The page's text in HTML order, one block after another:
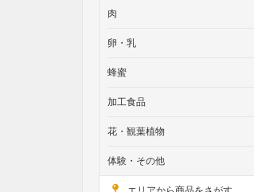
肉
卵・乳
蜂蜜
加工食品
花・観葉植物
体験・その他